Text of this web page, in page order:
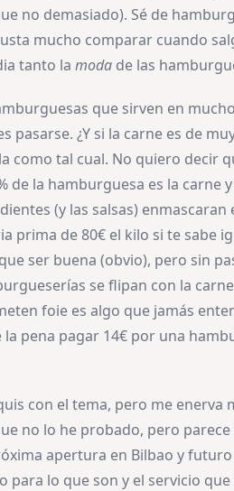
no demasiado). Sé de
mucho comparar cuando
tanto la modade las
que sirven en
pasarse. ¿Y si la carne es de
como tal cual. No quiero decir
de la hamburguesa es la carne
(y las salsas) enmascaran
prima de 80€ el kilo si te sabe
ser buena (obvio), pero sin
se flipan con la
foie es algo que jamás
pena pagar 14€ por una
con el tema, pero me enerva
no lo he probado, pero parece
apertura en Bilbao y futuro
lo que son y el servicio que